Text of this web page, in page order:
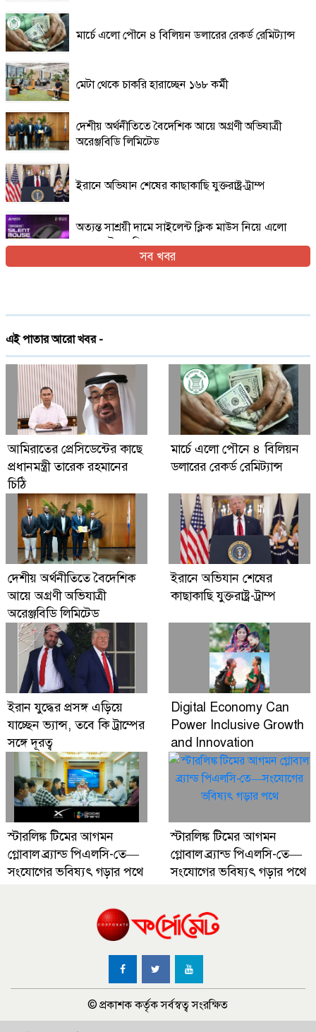
মার্চে এলো পৌনে ৪ বিলিয়ন ডলারের রেকর্ড রেমিট্যান্স
মেটা থেকে চাকরি হারাচ্ছেন ১৬৮ কর্মী
দেশীয় অর্থনীতিতে বৈদেশিক আয়ে অগ্রণী অভিযাত্রী
অরেঞ্জবিডি লিমিটেড
ইরানে অভিযান শেষের কাছাকাছি যুক্তরাষ্ট্র-ট্রাম্প
অত্যন্ত সাশ্রয়ী দামে সাইলেন্ট ক্লিক মাউস নিয়ে এলো
এফোরটেক ওপি-৫৫০এস
দেশে প্রথমবারের মতো ট্রেনে স্টারলিংকের ইন্টারনেট
চালু
গ্লোবাল ব্র্যান্ড পিএলসি নিয়ে এলো লেনোভো ঈদ
ফেস্টিভাল অফার
Digital Economy Can Power Inclusive
Growth and Innovation
সব খবর
এই পাতার আরো খবর -
আমিরাতের প্রেসিডেন্টের কাছে
প্রধানমন্ত্রী তারেক রহমানের
চিঠি
মার্চে এলো পৌনে ৪ বিলিয়ন
ডলারের রেকর্ড রেমিট্যান্স
দেশীয় অর্থনীতিতে বৈদেশিক
আয়ে অগ্রণী অভিযাত্রী
অরেঞ্জবিডি লিমিটেড
ইরানে অভিযান শেষের
কাছাকাছি যুক্তরাষ্ট্র-ট্রাম্প
ইরান যুদ্ধের প্রসঙ্গ এড়িয়ে
যাচ্ছেন ভ্যান্স, তবে কি ট্রাম্পের
সঙ্গে দূরত্ব
Digital Economy Can
Power Inclusive Growth
and Innovation
স্টারলিঙ্ক টিমের আগমন
গ্লোবাল ব্র্যান্ড পিএলসি-তে—
সংযোগের ভবিষ্যৎ গড়ার পথে
স্টারলিঙ্ক টিমের আগমন
গ্লোবাল ব্র্যান্ড পিএলসি-তে—
সংযোগের ভবিষ্যৎ গড়ার পথে
© প্রকাশক কর্তৃক সর্বস্বত্ব সংরক্ষিত